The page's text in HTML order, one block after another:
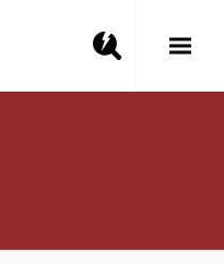
Toggle